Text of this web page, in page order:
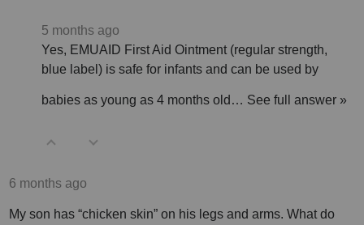
5 months ago
Yes, EMUAID First Aid Ointment (regular strength,
blue label) is safe for infants and can be used by
babies as young as 4 months old… See full answer »
6 months ago
My son has “chicken skin” on his legs and arms. What do